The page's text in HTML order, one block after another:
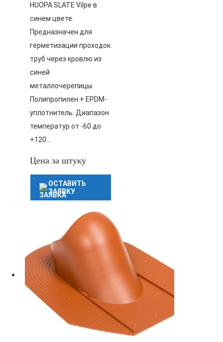
HUOPA SLATE Vilpe в
синем цвете.
Предназначен для
герметизации проходок
труб через кровлю из
синей
металлочерепицы.
Полипропилен + EPDM-
уплотнитель. Диапазон
температур от -60 до
+120…
Цена за штуку
ОСТАВИТЬ
ЗАЯВКУ